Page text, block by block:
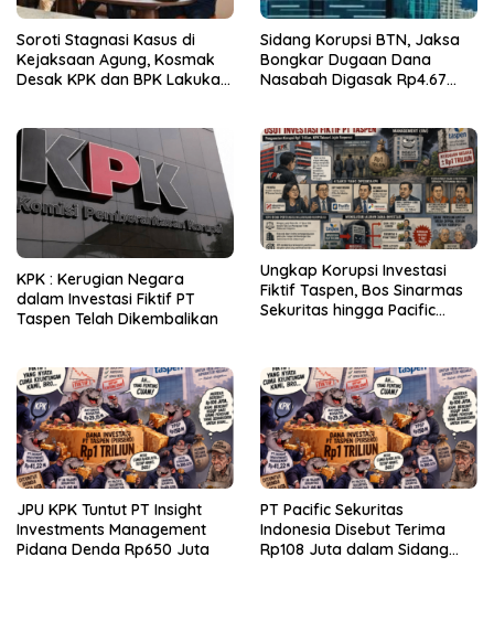
Soroti Stagnasi Kasus di
Kejaksaan Agung, Kosmak
Desak KPK dan BPK Lakukan
Sidang Korupsi BTN, Jaksa
Bongkar Dugaan Dana
Nasabah Digasak Rp4.67
KPK : Kerugian Negara
dalam Investasi Fiktif PT
Taspen Telah Dikembalikan
Ungkap Korupsi Investasi
Fiktif Taspen, Bos Sinarmas
Sekuritas hingga Pacific
JPU KPK Tuntut PT Insight
Investments Management
Pidana Denda Rp650 Juta
PT Pacific Sekuritas
Indonesia Disebut Terima
Rp108 Juta dalam Sidang